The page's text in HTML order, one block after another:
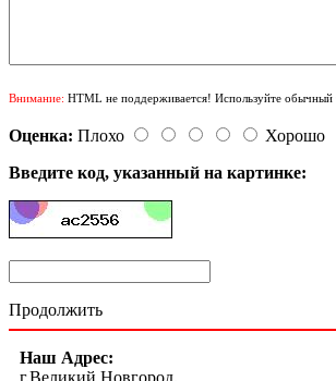
Внимание: HTML не поддерживается! Используйте обычный
Оценка: Плохо
Хорошо
Введите код, указанный на картинке:
Продолжить
Наш Адрес:
г.Великий Новгород,